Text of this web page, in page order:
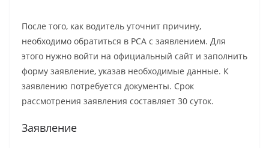
После того, как водитель уточнит причину,
необходимо обратиться в РСА с заявлением. Для
этого нужно войти на официальный сайт и заполнить
форму заявление, указав необходимые данные. К
заявлению потребуется документы. Срок
рассмотрения заявления составляет 30 суток.
Заявление